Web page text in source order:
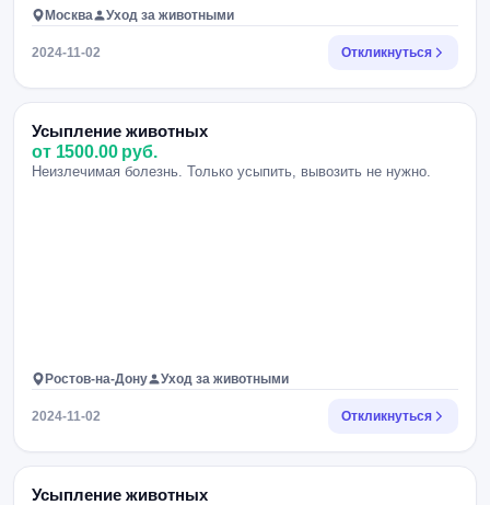
Москва Уход за животными
2024-11-02 Откликнуться
Усыпление животных
от 1500.00 руб.
Неизлечимая болезнь. Только усыпить, вывозить не нужно.
Ростов-на-Дону Уход за животными
2024-11-02 Откликнуться
Усыпление животных